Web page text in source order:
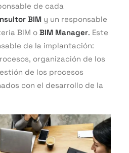
de cada
BIM y un responsable
BIM o BIM Manager. Este
de la implantación:
organización de los
de los procesos
con el desarrollo de la